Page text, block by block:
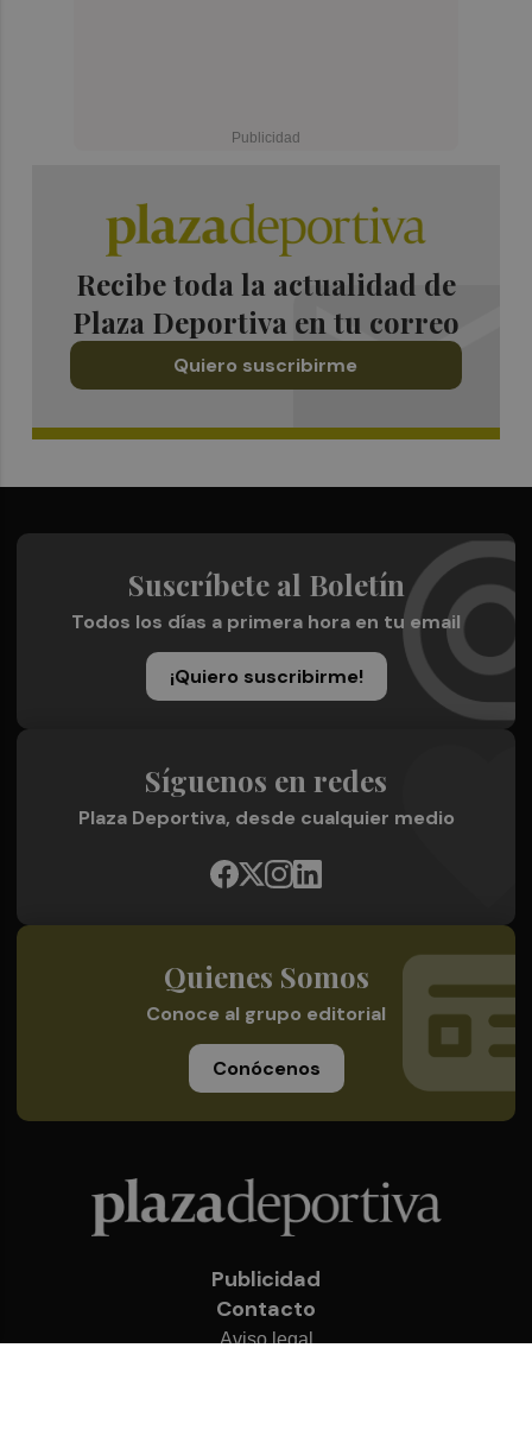
Recibe toda la actualidad de
Plaza Deportiva en tu correo
Quiero suscribirme
Suscríbete al Boletín
Todos los días a primera hora en tu email
¡Quiero suscribirme!
Síguenos en redes
Plaza Deportiva, desde cualquier medio
Quienes Somos
Conoce al grupo editorial
Conócenos
Publicidad
Contacto
Aviso legal